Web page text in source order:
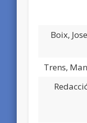
Boix,
Trens,